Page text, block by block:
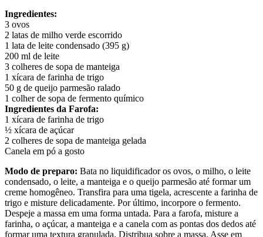
Ingredientes:
3 ovos
2 latas de milho verde escorrido
1 lata de leite condensado (395 g)
200 ml de leite
3 colheres de sopa de manteiga
1 xícara de farinha de trigo
50 g de queijo parmesão ralado
1 colher de sopa de fermento químico
Ingredientes da Farofa:
1 xícara de farinha de trigo
½ xícara de açúcar
2 colheres de sopa de manteiga gelada
Canela em pó a gosto
Modo de preparo: Bata no liquidificador os ovos, o milho, o leite
condensado, o leite, a manteiga e o queijo parmesão até formar um
creme homogêneo. Transfira para uma tigela, acrescente a farinha de
trigo e misture delicadamente. Por último, incorpore o fermento.
Despeje a massa em uma forma untada. Para a farofa, misture a
farinha, o açúcar, a manteiga e a canela com as pontas dos dedos até
formar uma textura granulada. Distribua sobre a massa. Asse em